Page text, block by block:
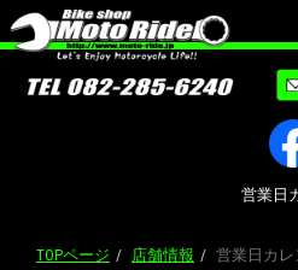
営業日
TOPページ 店舗情報 営業日カレ